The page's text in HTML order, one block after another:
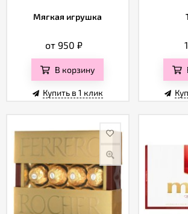
Мягкая игрушка
от 950₽
В корзину
Купить в 1 клик